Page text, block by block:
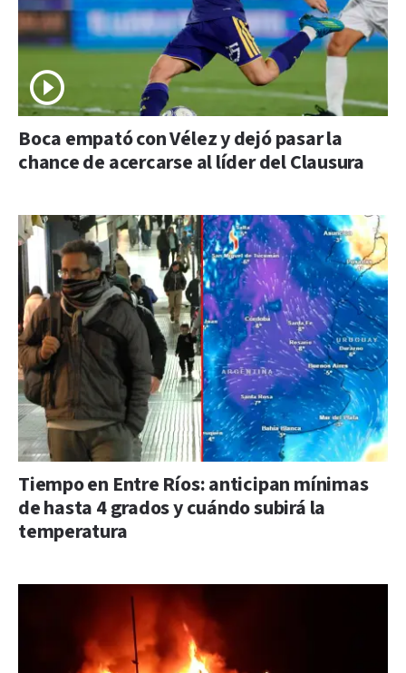
Boca empató con Vélez y dejó pasar la
chance de acercarse al líder del Clausura
Tiempo en Entre Ríos: anticipan mínimas
de hasta 4 grados y cuándo subirá la
temperatura